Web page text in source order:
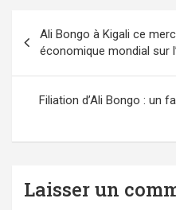
de
l’article
Ali Bongo à Kigali ce
économique mondial sur
Filiation d’Ali Bongo : un
Laisser un